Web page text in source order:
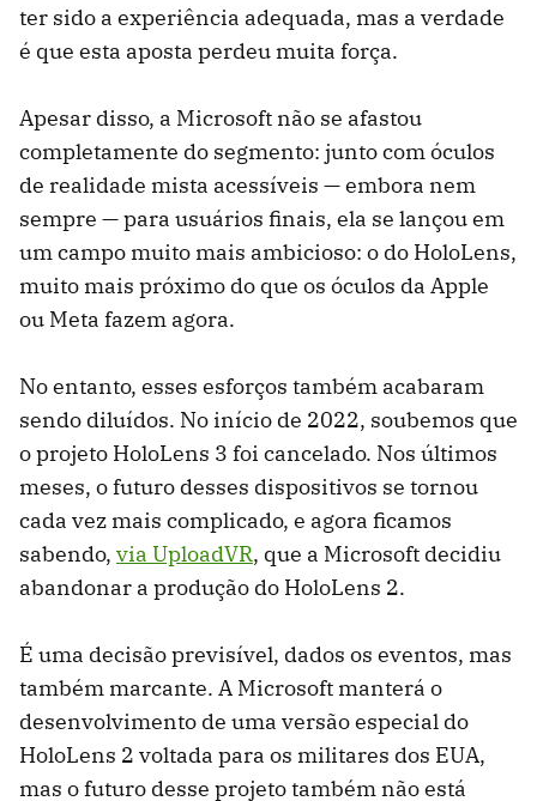
ter sido a experiência adequada, mas a verdade
é que esta aposta perdeu muita força.
Apesar disso, a Microsoft não se afastou
completamente do segmento: junto com óculos
de realidade mista acessíveis — embora nem
sempre — para usuários finais, ela se lançou em
um campo muito mais ambicioso: o do HoloLens,
muito mais próximo do que os óculos da Apple
ou Meta fazem agora.
No entanto, esses esforços também acabaram
sendo diluídos. No início de 2022, soubemos que
o projeto HoloLens 3 foi cancelado. Nos últimos
meses, o futuro desses dispositivos se tornou
cada vez mais complicado, e agora ficamos
sabendo, via UploadVR, que a Microsoft decidiu
abandonar a produção do HoloLens 2.
É uma decisão previsível, dados os eventos, mas
também marcante. A Microsoft manterá o
desenvolvimento de uma versão especial do
HoloLens 2 voltada para os militares dos EUA,
mas o futuro desse projeto também não está